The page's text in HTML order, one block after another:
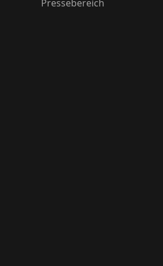
Pressebereich